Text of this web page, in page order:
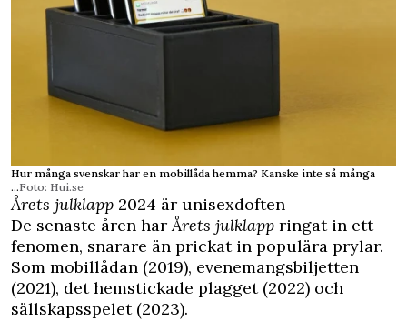
Hur många svenskar har en mobillåda hemma? Kanske inte så många
...Foto: Hui.se
Årets julklapp 2024 är unisexdoften
De senaste åren harÅrets julklapp ringat in ett
fenomen, snarare än prickat in populära prylar.
Som mobillådan (2019), evenemangsbiljetten
(2021), det hemstickade plagget (2022) och
sällskapsspelet (2023).